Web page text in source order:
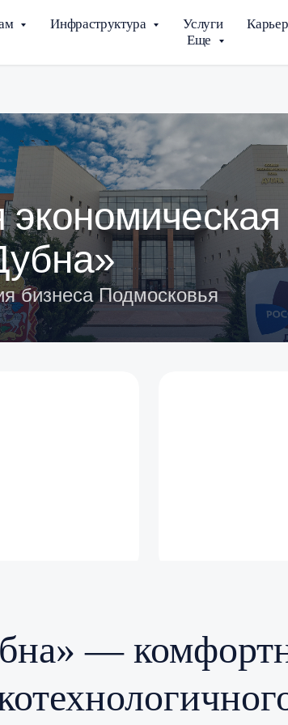
Инфраструктура Услуги
Еще
бизнеса Подмосковья
—